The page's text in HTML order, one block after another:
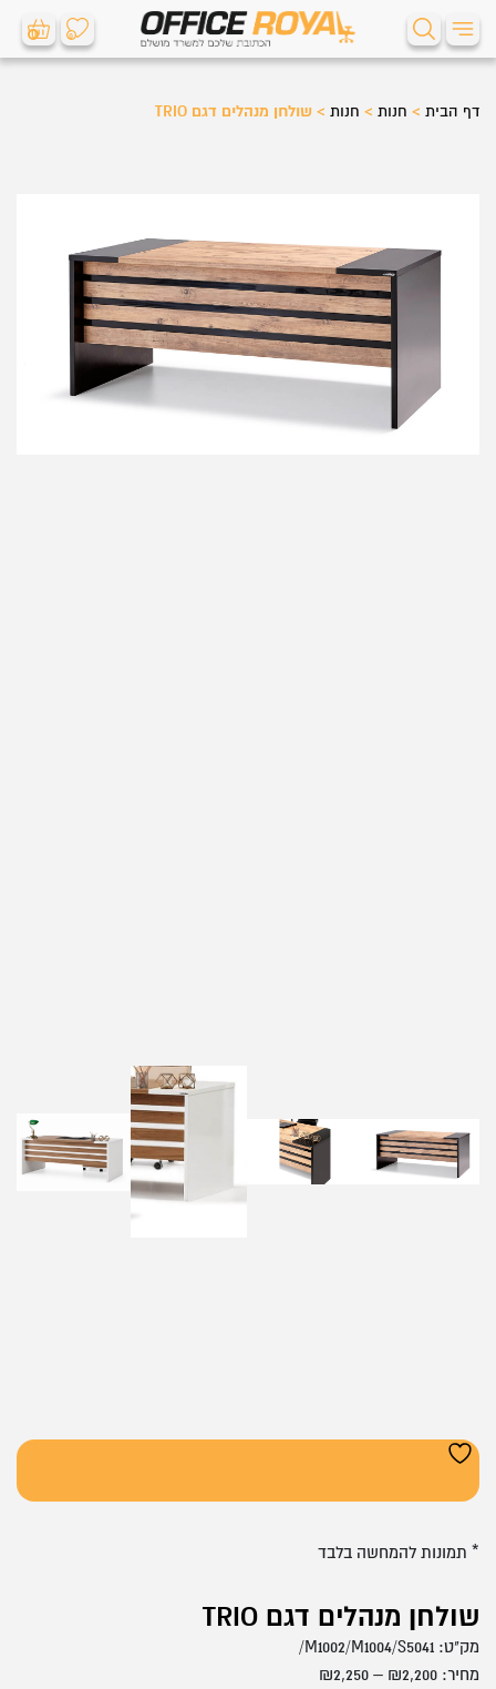
0 0
דף הבית > חנות > חנות > שולחן מנהלים דגם TRIO
שולחן מנהלים דגם TRIO
מחיר: ₪2,200
–
₪2,250
מק"ט: M1002/M1004/S5041/
* תמונות להמחשה בלבד